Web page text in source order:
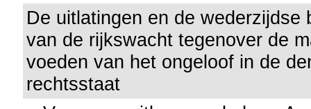
De uitlatingen en de wederzijdse
van de rijkswacht tegenover de
voeden van het ongeloof in de
rechtsstaat